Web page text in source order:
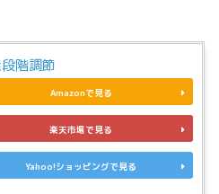
階調節
Amazonで見る
楽天市場で見る
Yahoo!ショッピングで見る